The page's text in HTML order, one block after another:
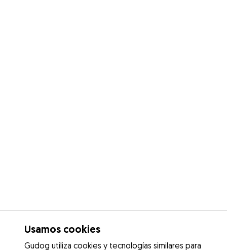
Usamos cookies
Gudog utiliza cookies y tecnologías similares para